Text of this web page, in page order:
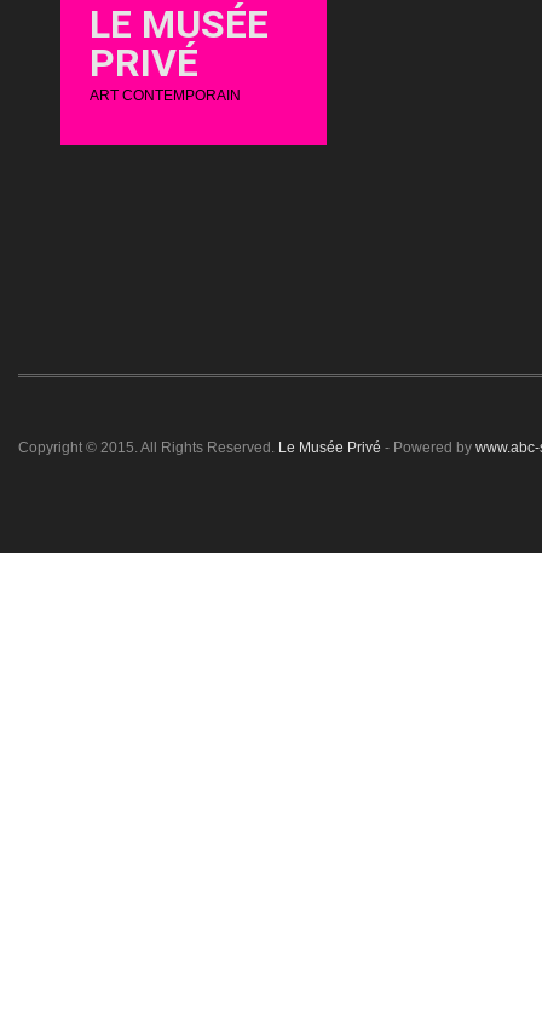
LE MUSÉE
PRIVÉ
ART CONTEMPORAIN
Copyright © 2015. All Rights Reserved. Le Musée Privé - Powered by